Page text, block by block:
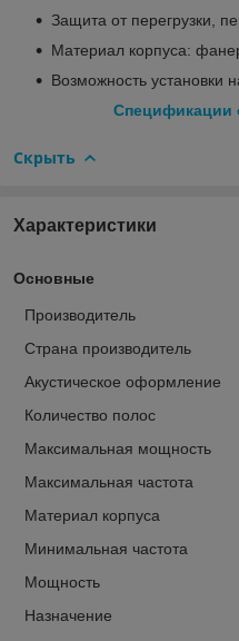
Защита от перегрузки,
Материал корпуса:
Возможность установки
Спецификации
Скрыть
Характеристики
Основные
Производитель
Страна производитель
Акустическое оформление
Количество полос
Максимальная мощность
Максимальная частота
Материал корпуса
Минимальная частота
Мощность
Назначение